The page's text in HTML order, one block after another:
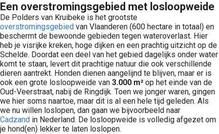
Een overstromingsgebied met losloopweide
De Polders van Kruibeke is het grootste
overstromingsgebied van Vlaanderen (600 hectare in totaal) en
beschermt de bewoonde gebieden tegen wateroverlast. Hier
heb je visrijke kreken, hoge dijken en een prachtig uitzicht op de
Schelde. Doordat een deel van het gebied dagelijks onder water
komt te staan, levert dit prachtige natuur die ook verschillende
dieren aantrekt. Honden dienen aangelijnd te blijven, maar er is
ook een grote losloopweide van 3.000 m² op het einde van de
Oud-Veerstraat, nabij de Ringdijk. Toen we jonger waren, gingen
we hier soms naartoe, maar dit is al een hele tijd geleden. Als
we nu willen loslopen, dan gaan we bijvoorbeeld naar
Cadzand in Nederland. De losloopweide is volledig afgezet om
je hond(en) lekker te laten loslopen.